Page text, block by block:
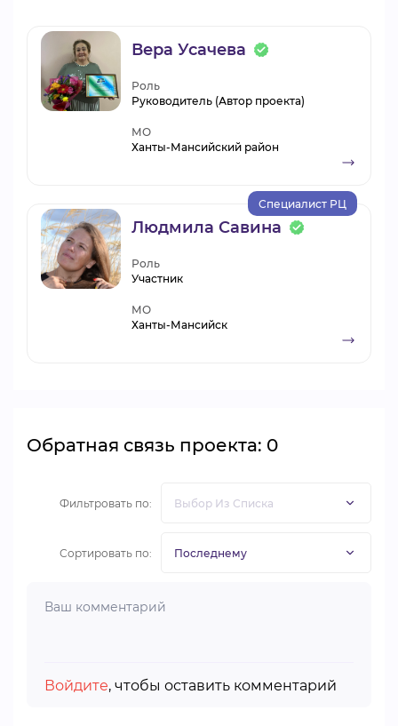
Вера Усачева
Роль
Руководитель (Автор проекта)
МО
Ханты-Мансийский район
Людмила Савина
Специалист РЦ
Роль
Участник
МО
Ханты-Мансийск
Обратная связь проекта: 0
Фильтровать по:
Сортировать по:
Войдите, чтобы оставить комментарий